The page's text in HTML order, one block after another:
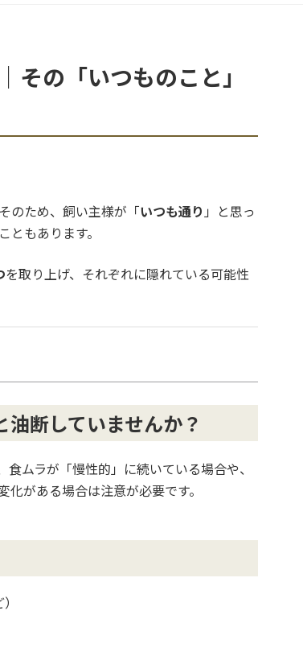
その「いつものこと」
のため、飼い主様が「いつも通り 」と思っ
もあります。
を取り上げ、それぞれに隠れている可能性
油断していませんか？
ムラが「慢性的」に続いている場合や、
化がある場合は注意が必要です。